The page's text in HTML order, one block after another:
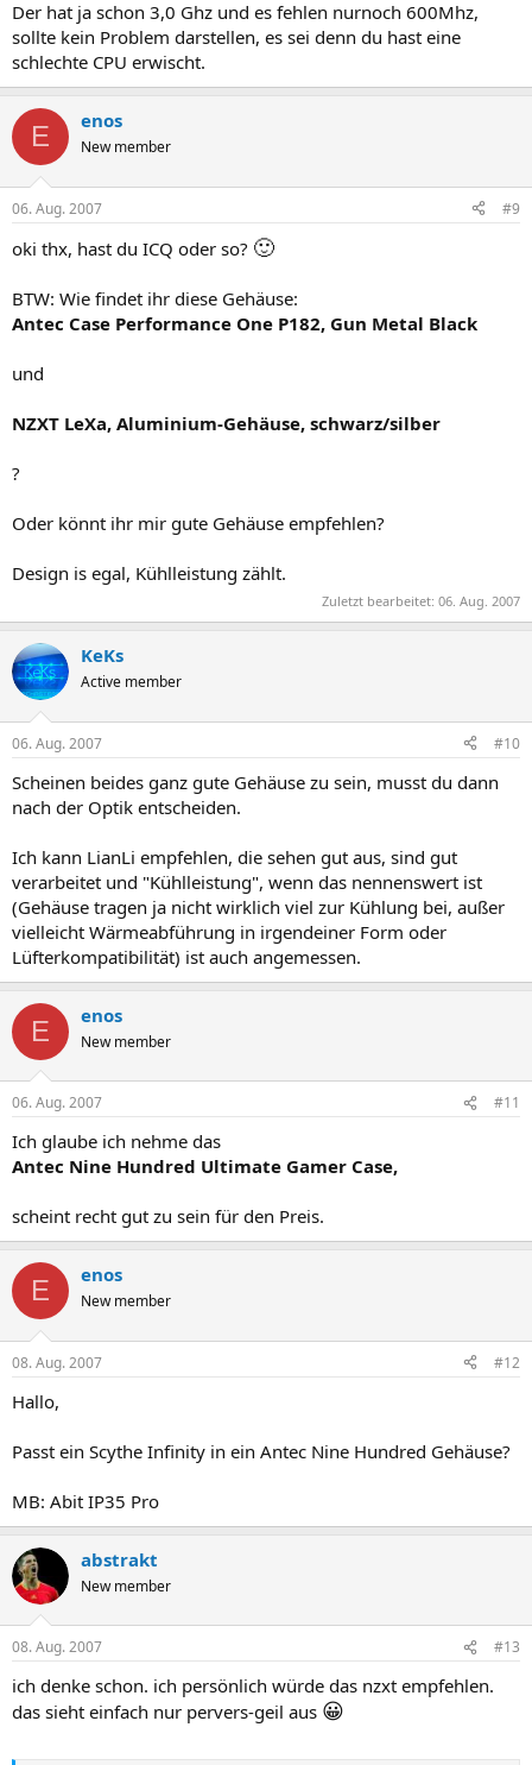
Der hat ja schon 3,0 Ghz und es fehlen nurnoch 600Mhz,
sollte kein Problem darstellen, es sei denn du hast eine
schlechte CPU erwischt.
E enos
New member
06. Aug. 2007 #9
oki thx, hast du ICQ oder so? 🙂
BTW: Wie findet ihr diese Gehäuse:
Antec Case Performance One P182, Gun Metal Black
und
NZXT LeXa, Aluminium-Gehäuse, schwarz/silber
?
Oder könnt ihr mir gute Gehäuse empfehlen?
Design is egal, Kühlleistung zählt.
Zuletzt bearbeitet: 06. Aug. 2007
KeKs
Active member
06. Aug. 2007 #10
Scheinen beides ganz gute Gehäuse zu sein, musst du dann
nach der Optik entscheiden.
Ich kann LianLi empfehlen, die sehen gut aus, sind gut
verarbeitet und "Kühlleistung", wenn das nennenswert ist
(Gehäuse tragen ja nicht wirklich viel zur Kühlung bei, außer
vielleicht Wärmeabführung in irgendeiner Form oder
Lüfterkompatibilität) ist auch angemessen.
E enos
New member
06. Aug. 2007 #11
Ich glaube ich nehme das
Antec Nine Hundred Ultimate Gamer Case,
scheint recht gut zu sein für den Preis.
E enos
New member
08. Aug. 2007 #12
Hallo,
Passt ein Scythe Infinity in ein Antec Nine Hundred Gehäuse?
MB: Abit IP35 Pro
abstrakt
New member
08. Aug. 2007 #13
ich denke schon. ich persönlich würde das nzxt empfehlen.
das sieht einfach nur pervers-geil aus 😀